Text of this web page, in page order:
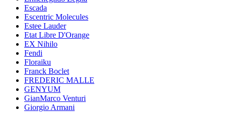
Escada
Escentric Molecules
Estee Lauder
Etat Libre D'Orange
EX Nihilo
Fendi
Floraiku
Franck Boclet
FREDERIC MALLE
GENYUM
GianMarco Venturi
Giorgio Armani